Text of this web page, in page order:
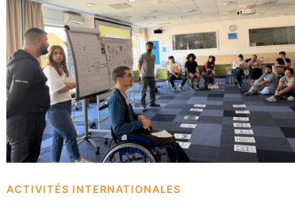
ACTIVITÉS INTERNATIONALES